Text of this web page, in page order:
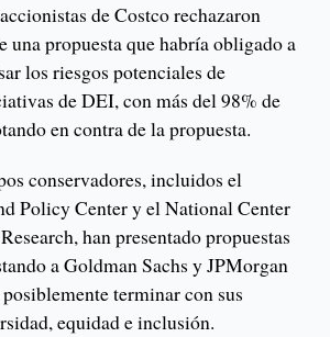
de Costco rechazaron
una propuesta que habría obligado a
los riesgos potenciales de
de DEI, con más del 98% de
en contra de la propuesta.
conservadores, incluidos el
Policy Center y el National Center
han presentado propuestas
a Goldman Sachs y JPMorgan
terminar con sus
equidad e inclusión.